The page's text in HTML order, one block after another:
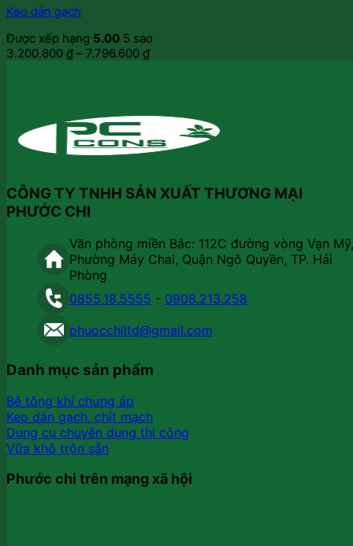
Keo dán gạch
Được xếp hạng 5.00 5 sao
3.200.800 ₫ – 7.796.600 ₫
CÔNG TY TNHH SẢN XUẤT THƯƠNG MẠI
PHƯỚC CHI
Văn phòng miền Bắc: 112C đường vòng Vạn Mỹ,
Phường Máy Chai, Quận Ngô Quyền, TP. Hải
Phòng
0855.18.5555 - 0908.213.258
phuocchiltd@gmail.com
Danh mục sản phẩm
Bê tông khí chưng áp
Keo dán gạch, chít mạch
Dụng cụ chuyên dụng thi công
Vữa khô trộn sẵn
Phước chi trên mạng xã hội